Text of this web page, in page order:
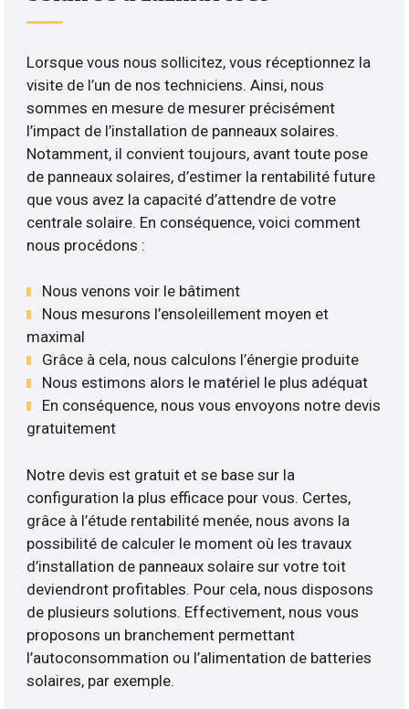
Lorsque vous nous sollicitez, vous réceptionnez la
visite de l’un de nos techniciens. Ainsi, nous
sommes en mesure de mesurer précisément
l’impact de l’installation de panneaux solaires.
Notamment, il convient toujours, avant toute pose
de panneaux solaires, d’estimer la rentabilité future
que vous avez la capacité d’attendre de votre
centrale solaire. En conséquence, voici comment
nous procédons :
Nous venons voir le bâtiment
Nous mesurons l’ensoleillement moyen et
maximal
Grâce à cela, nous calculons l’énergie produite
Nous estimons alors le matériel le plus adéquat
En conséquence, nous vous envoyons notre devis
gratuitement
Notre devis est gratuit et se base sur la
configuration la plus efficace pour vous. Certes,
grâce à l’étude rentabilité menée, nous avons la
possibilité de calculer le moment où les travaux
d’installation de panneaux solaire sur votre toit
deviendront profitables. Pour cela, nous disposons
de plusieurs solutions. Effectivement, nous vous
proposons un branchement permettant
l’autoconsommation ou l’alimentation de batteries
solaires, par exemple.